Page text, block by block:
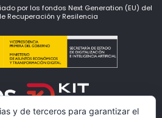
por los fondos Next Generation (EU) del
Recuperación y Resilencia
y de terceros para garantizar el